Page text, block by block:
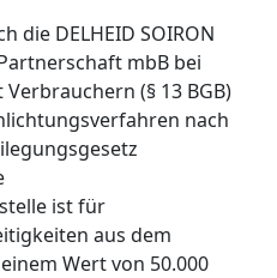
die DELHEID SOIRON
mbB bei
(§ 13 BGB)
nach
ist für
aus dem
Wert von 50.000